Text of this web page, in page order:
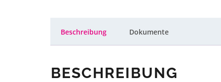
Beschreibung Dokumente
BESCHREIBUNG